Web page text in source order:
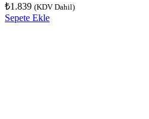
₺1.839 (KDV Dahil)
Sepete Ekle